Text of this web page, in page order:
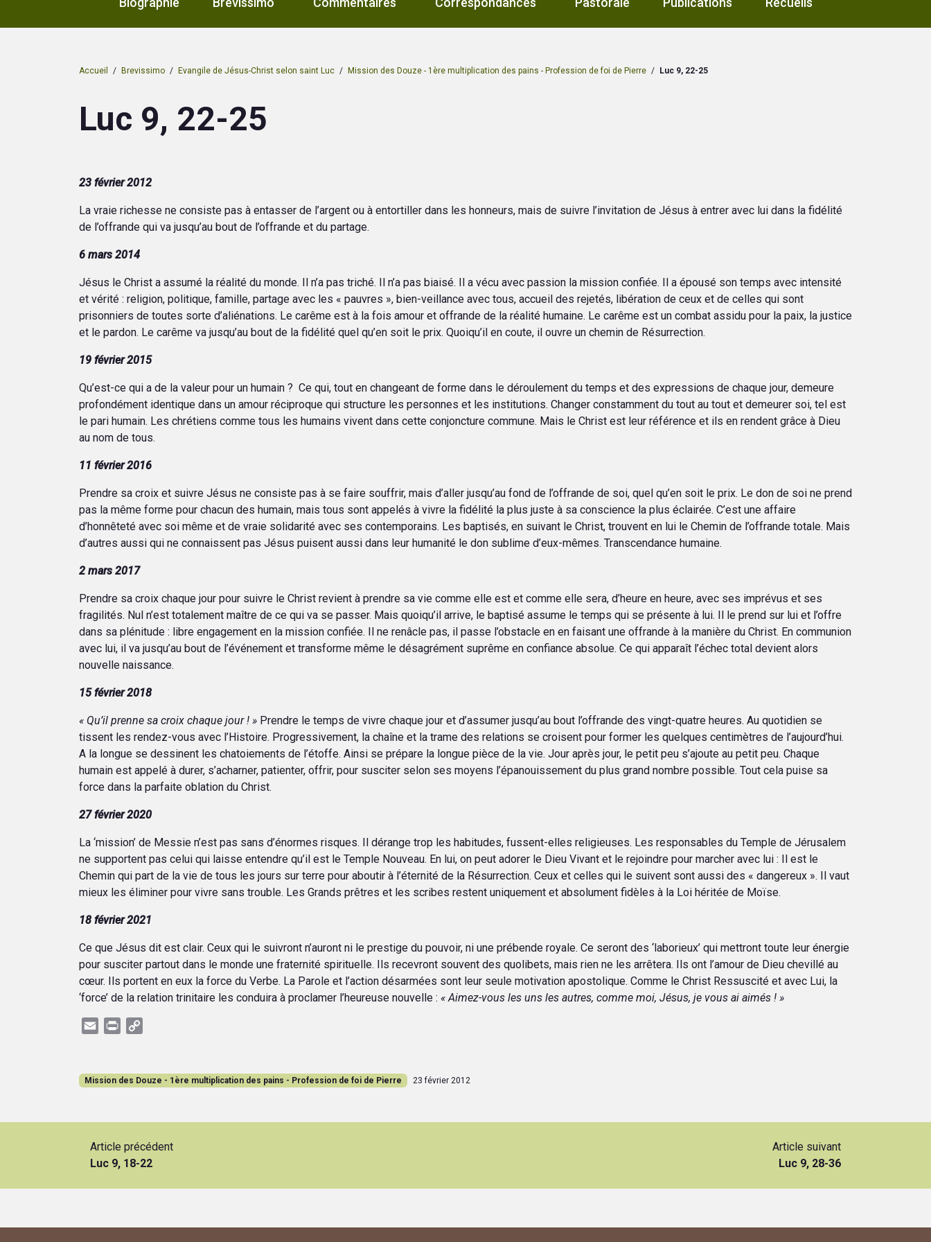
Accueil / Brevissimo / Evangile de Jésus-Christ selon saint Luc / Mission des Douze - 1ère multiplication des pains - Profession de foi de Pierre / Luc 9, 22-25
Luc 9, 22-25
23 février 2012
La vraie richesse ne consiste pas à entasser de l’argent ou à entortiller dans les honneurs, mais de suivre l’invitation de Jésus à entrer avec lui dans la fidélité
de l’offrande qui va jusqu’au bout de l’offrande et du partage.
6 mars 2014
Jésus le Christ a assumé la réalité du monde. Il n’a pas triché. Il n’a pas biaisé. Il a vécu avec passion la mission confiée. Il a épousé son temps avec intensité
et vérité : religion, politique, famille, partage avec les « pauvres », bien-veillance avec tous, accueil des rejetés, libération de ceux et de celles qui sont
prisonniers de toutes sorte d’aliénations. Le carême est à la fois amour et offrande de la réalité humaine. Le carême est un combat assidu pour la paix, la justice
et le pardon. Le carême va jusqu’au bout de la fidélité quel qu’en soit le prix. Quoiqu’il en coute, il ouvre un chemin de Résurrection.
19 février 2015
Qu’est-ce qui a de la valeur pour un humain ? Ce qui, tout en changeant de forme dans le déroulement du temps et des expressions de chaque jour, demeure
profondément identique dans un amour réciproque qui structure les personnes et les institutions. Changer constamment du tout au tout et demeurer soi, tel est
le pari humain. Les chrétiens comme tous les humains vivent dans cette conjoncture commune. Mais le Christ est leur référence et ils en rendent grâce à Dieu
au nom de tous.
11 février 2016
Prendre sa croix et suivre Jésus ne consiste pas à se faire souffrir, mais d’aller jusqu’au fond de l’offrande de soi, quel qu’en soit le prix. Le don de soi ne prend
pas la même forme pour chacun des humain, mais tous sont appelés à vivre la fidélité la plus juste à sa conscience la plus éclairée. C’est une affaire
d’honnêteté avec soi même et de vraie solidarité avec ses contemporains. Les baptisés, en suivant le Christ, trouvent en lui le Chemin de l’offrande totale. Mais
d’autres aussi qui ne connaissent pas Jésus puisent aussi dans leur humanité le don sublime d’eux-mêmes. Transcendance humaine.
2 mars 2017
Prendre sa croix chaque jour pour suivre le Christ revient à prendre sa vie comme elle est et comme elle sera, d’heure en heure, avec ses imprévus et ses
fragilités. Nul n’est totalement maître de ce qui va se passer. Mais quoiqu’il arrive, le baptisé assume le temps qui se présente à lui. Il le prend sur lui et l’offre
dans sa plénitude : libre engagement en la mission confiée. Il ne renâcle pas, il passe l’obstacle en en faisant une offrande à la manière du Christ. En communion
avec lui, il va jusqu’au bout de l’événement et transforme même le désagrément suprême en confiance absolue. Ce qui apparaît l’échec total devient alors
nouvelle naissance.
15 février 2018
« Qu’il prenne sa croix chaque jour ! » Prendre le temps de vivre chaque jour et d’assumer jusqu’au bout l’offrande des vingt-quatre heures. Au quotidien se
tissent les rendez-vous avec l’Histoire. Progressivement, la chaîne et la trame des relations se croisent pour former les quelques centimètres de l’aujourd’hui.
A la longue se dessinent les chatoiements de l’étoffe. Ainsi se prépare la longue pièce de la vie. Jour après jour, le petit peu s’ajoute au petit peu. Chaque
humain est appelé à durer, s’acharner, patienter, offrir, pour susciter selon ses moyens l’épanouissement du plus grand nombre possible. Tout cela puise sa
force dans la parfaite oblation du Christ.
27 février 2020
La ‘mission’ de Messie n’est pas sans d’énormes risques. Il dérange trop les habitudes, fussent-elles religieuses. Les responsables du Temple de Jérusalem
ne supportent pas celui qui laisse entendre qu’il est le Temple Nouveau. En lui, on peut adorer le Dieu Vivant et le rejoindre pour marcher avec lui : Il est le
Chemin qui part de la vie de tous les jours sur terre pour aboutir à l’éternité de la Résurrection. Ceux et celles qui le suivent sont aussi des « dangereux ». Il vaut
mieux les éliminer pour vivre sans trouble. Les Grands prêtres et les scribes restent uniquement et absolument fidèles à la Loi héritée de Moïse.
18 février 2021
Ce que Jésus dit est clair. Ceux qui le suivront n’auront ni le prestige du pouvoir, ni une prébende royale. Ce seront des ‘laborieux’ qui mettront toute leur énergie
pour susciter partout dans le monde une fraternité spirituelle. Ils recevront souvent des quolibets, mais rien ne les arrêtera. Ils ont l’amour de Dieu chevillé au
cœur. Ils portent en eux la force du Verbe. La Parole et l’action désarmées sont leur seule motivation apostolique. Comme le Christ Ressuscité et avec Lui, la
‘force’ de la relation trinitaire les conduira à proclamer l’heureuse nouvelle : « Aimez-vous les uns les autres, comme moi, Jésus, je vous ai aimés ! »
Email Print
Mission des Douze - 1ère multiplication des pains - Profession de foi de Pierre 23 février 2012
Article précédent
Luc 9, 18-22
Article suivant
Luc 9, 28-36